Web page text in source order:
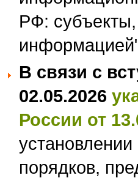
РФ:
В связи с
02.05.2026
России от
порядков,